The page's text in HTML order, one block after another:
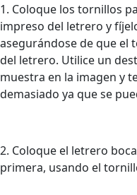
1. Coloque los tornillos
impreso del letrero y
asegurándose de que el
del letrero. Utilice un
muestra en la imagen y
demasiado ya que se
2. Coloque el letrero
primera, usando el